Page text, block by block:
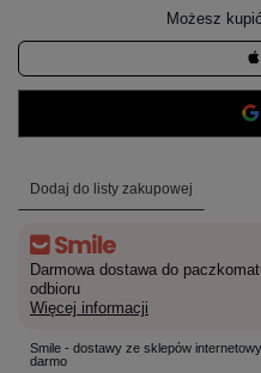
Możesz
Dodaj do listy zakupowej
Darmowa dostawa do
odbioru
Więcej informacji
Smile - dostawy ze sklepów
darmo